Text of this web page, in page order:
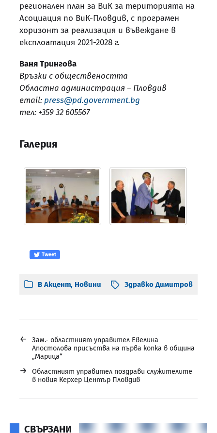
регионален план за ВиК за територията на
Асоциация по ВиК-Пловдив, с програмен
хоризонт за реализация и въвеждане в
експлоатация 2021-2028 г.
Ваня Трингова
Връзки с обществеността
Областна администрация – Пловдив
email:press@pd.government.bg
тел: +359 32 605567
Галерия
Tweet
В Акцент, Новини Здравко Димитров
←
Зам.- областният управител Евелина
Апостолова присъства на първа копка в община
„Марица“
→
Областният управител поздрави служителите
в новия Керхер Център Пловдив
СВЪРЗАНИ